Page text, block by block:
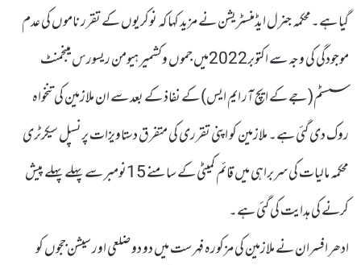
گیا ہے۔محکمہ جنرل ایڈمنسٹریشن نے مزید کہا کہ نوکریوں کے تقرر ناموں کی عدم
موجودگی کی وجہ سے اکتوبر2022میں جموں وکشمیر ہیومن ریسورس مینجمنٹ
سسٹم( جے کے ایچ آر ایم ایس) کے نفاذ کے بعد سے ان ملازمین کی تنخواہ
روک دی گئی ہے۔ ملازمین کو اپنی تقرری کی متفرق دستاویزات پرنسپل سیکرٹری
محکمہ مالیات کی سربراہی میں قائم کمیٹی کے سامنے 15نومبر سے پہلے پہلے پیش
کرنے کی ہدایت کی گئی ہے۔
ادھر افسران نے ملازمین کی مزکورہ فہرست میں دو دو ضلعی اور سیشن ججوں کو